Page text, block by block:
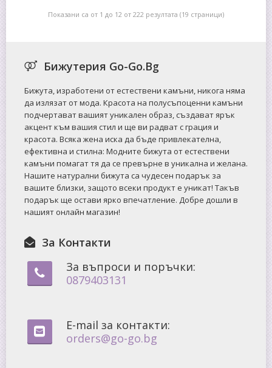
Показани са от 1 до 12 от 222 резултата (19 страници)
Бижутерия Go-Go.Bg
Бижута, изработени от естествени камъни, никога няма
да излязат от мода. Красота на полусъпоценни камъни
подчертават вашият уникален образ, създават ярък
акцент към вашия стил и ще ви радват с грация и
красота. Всяка жена иска да бъде привлекателна,
ефективна и стилна: Mодните бижута от естествени
камъни помагат тя да се превърне в уникална и желана.
Нашите натурални бижута са чудесен подарък за
вашите близки, защото всеки продукт е уникат! Такъв
подарък ще остави ярко впечатление. Добре дошли в
нашият онлайн магазин!
За Контакти
За въпроси и поръчки:
0879403131
E-mail за контакти:
orders@go-go.bg